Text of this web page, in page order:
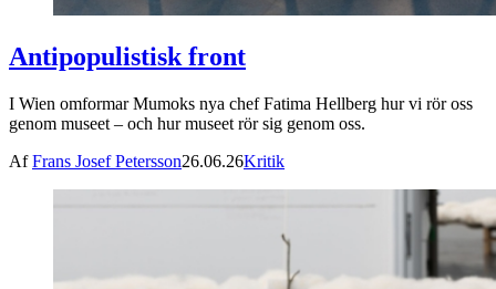
Antipopulistisk front
I Wien omformar Mumoks nya chef Fatima Hellberg hur vi rör oss
genom museet – och hur museet rör sig genom oss.
AfFrans Josef Petersson26.06.26Kritik